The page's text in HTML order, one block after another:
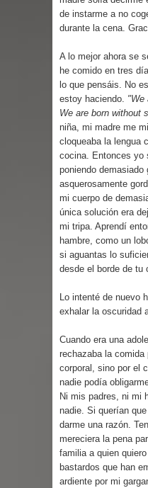
Parte 03:
de instarme a no
durante la cena.
A lo mejor ahora se
he comido en tres
lo que pensáis. No
estoy haciendo. "We
We are born without
niña, mi madre me
cloqueaba la lengua
cocina. Entonces yo
poniendo demasiado
asquerosamente
mi cuerpo de
única solución era
mi tripa. Aprendí
hambre, como un
si aguantas lo
desde el borde de tu
Lo intenté de nuevo
exhalar la oscuridad
Cuando era una
rechazaba la
corporal, sino por el
nadie podía
Ni mis padres, ni mi
nadie. Si querían
darme una razón.
mereciera la pena
familia a quien
bastardos que han
ardiente por mi